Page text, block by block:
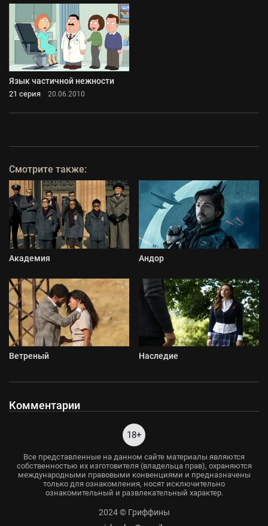
Язык частичной нежности
21 серия 20.06.2010
Смотрите также:
Академия Андор
Ветреный Наследие
Комментарии
18+
Все представленные на данном сайте материалы являются
собственностью их изготовителя (владельца прав), охраняются
международными правовыми конвенциями и предназначены
только для ознакомления, носят исключительно
ознакомительный и развлекательный характер.
2024 © Гриффины